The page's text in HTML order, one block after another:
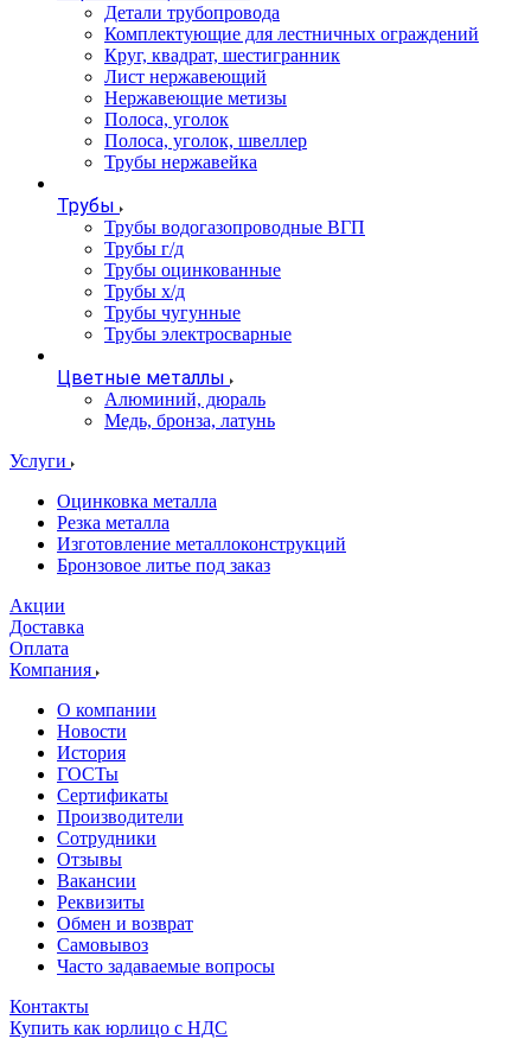
Детали трубопровода
Комплектующие для лестничных ограждений
Круг, квадрат, шестигранник
Лист нержавеющий
Нержавеющие метизы
Полоса, уголок
Полоса, уголок, швеллер
Трубы нержавейка
Трубы
Трубы водогазопроводные ВГП
Трубы г/д
Трубы оцинкованные
Трубы х/д
Трубы чугунные
Трубы электросварные
Цветные металлы
Алюминий, дюраль
Медь, бронза, латунь
Услуги
Оцинковка металла
Резка металла
Изготовление металлоконструкций
Бронзовое литье под заказ
Акции
Доставка
Оплата
Компания
О компании
Новости
История
ГОСТы
Сертификаты
Производители
Сотрудники
Отзывы
Вакансии
Реквизиты
Обмен и возврат
Самовывоз
Часто задаваемые вопросы
Контакты
Купить как юрлицо с НДС